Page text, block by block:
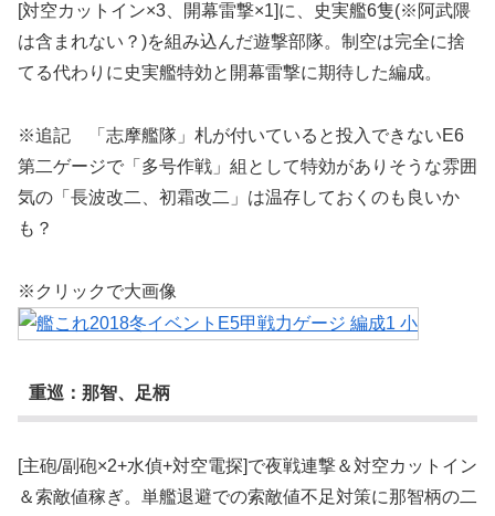
[対空カットイン×3、開幕雷撃×1]に、史実艦6隻(※阿武隈
は含まれない？)を組み込んだ遊撃部隊。制空は完全に捨
てる代わりに史実艦特効と開幕雷撃に期待した編成。
※追記 「志摩艦隊」札が付いていると投入できないE6
第二ゲージで「多号作戦」組として特効がありそうな雰囲
気の「長波改二、初霜改二」は温存しておくのも良いか
も？
※クリックで大画像
重巡：那智、足柄
[主砲/副砲×2+水偵+対空電探]で夜戦連撃＆対空カットイン
＆索敵値稼ぎ。単艦退避での索敵値不足対策に那智柄の二